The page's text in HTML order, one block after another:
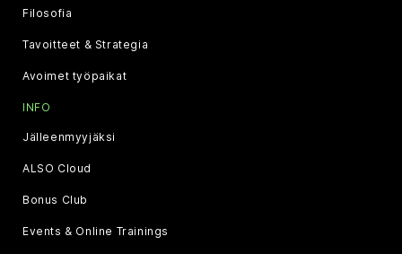
Filosofia
Tavoitteet & Strategia
Avoimet työpaikat
INFO
Jälleenmyyjäksi
ALSO Cloud
Bonus Club
Events & Online Trainings